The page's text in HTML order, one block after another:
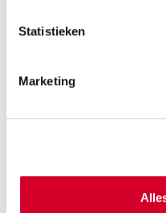
Statistieken
Marketing
Trekhaak en all-season